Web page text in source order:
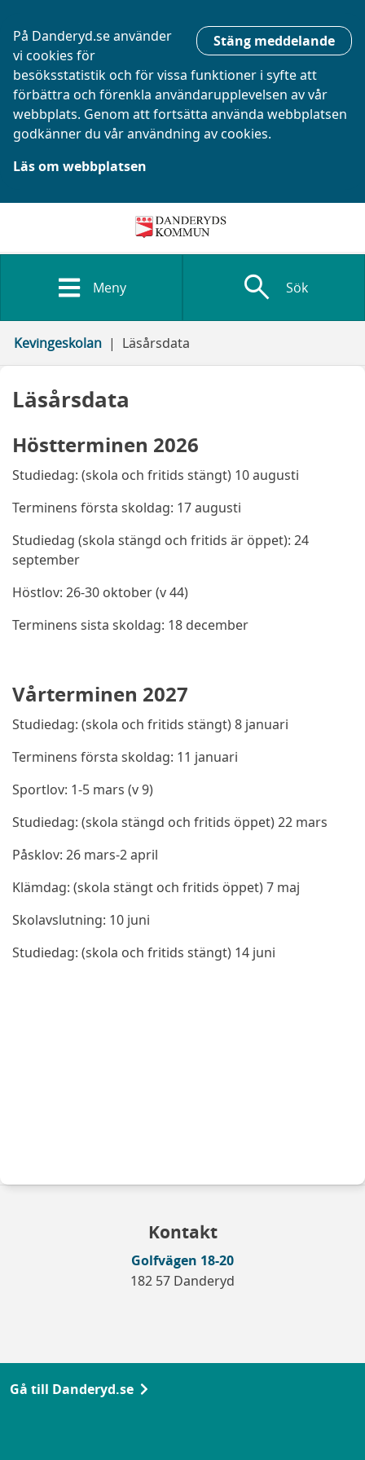
Stäng meddelande
På Danderyd.se använder
vi cookies för
besöksstatistik och för vissa funktioner i syfte att
förbättra och förenkla användarupplevelsen av vår
webbplats. Genom att fortsätta använda webbplatsen
godkänner du vår användning av cookies.
Läs om webbplatsen
Meny search Sök
Kevingeskolan Läsårsdata
Läsårsdata
Höstterminen 2026
Studiedag: (skola och fritids stängt) 10 augusti
Terminens första skoldag: 17 augusti
Studiedag (skola stängd och fritids är öppet): 24
september
Höstlov: 26-30 oktober (v 44)
Terminens sista skoldag: 18 december
Vårterminen 2027
Studiedag: (skola och fritids stängt) 8 januari
Terminens första skoldag: 11 januari
Sportlov: 1-5 mars (v 9)
Studiedag: (skola stängd och fritids öppet) 22 mars
Påsklov: 26 mars-2 april
Klämdag: (skola stängt och fritids öppet) 7 maj
Skolavslutning: 10 juni
Studiedag: (skola och fritids stängt) 14 juni
Kontakt
Golfvägen 18-20
182 57 Danderyd
Gå till Danderyd.se